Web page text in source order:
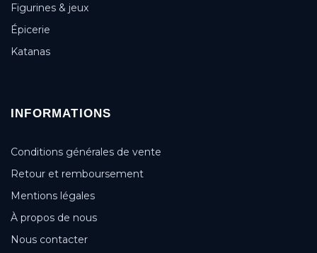
Figurines & jeux
Épicerie
Katanas
INFORMATIONS
Conditions générales de vente
Retour et remboursement
Mentions légales
À propos de nous
Nous contacter